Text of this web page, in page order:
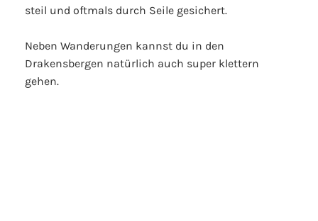
steil und oftmals durch Seile gesichert.
Neben Wanderungen kannst du in den
Drakensbergen natürlich auch super klettern
gehen.